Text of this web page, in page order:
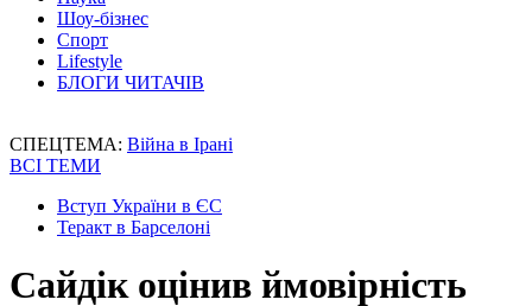
Шоу-бізнес
Спорт
Lifestyle
БЛОГИ ЧИТАЧІВ
СПЕЦТЕМА: Війна в Ірані
ВСІ ТЕМИ
Вступ України в ЄС
Теракт в Барселоні
Сайдік оцінив ймовірність